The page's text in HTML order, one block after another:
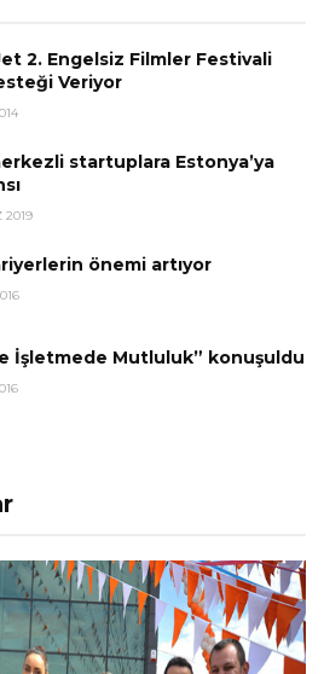
2. Engelsiz Filmler Festivali
Veriyor
startuplara Estonya’ya
2019
önemi artıyor
İşletmede Mutluluk” konuşuldu